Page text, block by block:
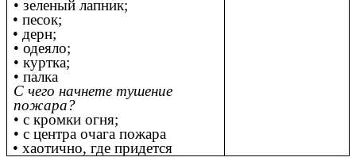
• зеленый лапник;
• песок;
• дерн;
• одеяло;
• куртка;
• палка
С чего начнете тушение
пожара?
• с кромки огня;
• с центра очага пожара
• хаотично, где придется